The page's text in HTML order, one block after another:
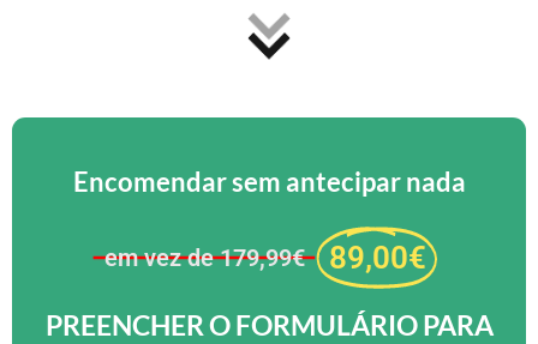
Encomendar sem antecipar nada
em vez de 179,99€ 89,00€
PREENCHER O FORMULÁRIO PARA